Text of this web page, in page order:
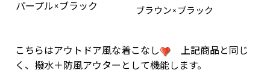
パープル×ブラック ブラウン×ブラック
こちらはアウトドア風な着こなし
上記商品と同じ
く、撥水＋防風アウターとして機能します。